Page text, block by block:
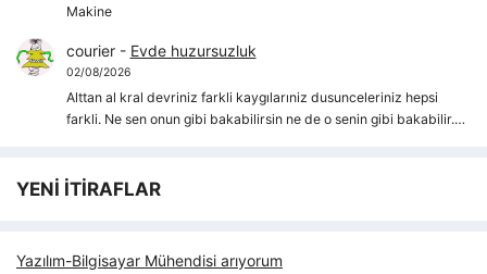
Makine
courier- Evde huzursuzluk
02/08/2026
Alttan al kral devriniz farkli kaygılarıniz dusunceleriniz hepsi
farkli. Ne sen onun gibi bakabilirsin ne de o senin gibi bakabilir.…
YENİ İTİRAFLAR
Yazılım-Bilgisayar Mühendisi arıyorum